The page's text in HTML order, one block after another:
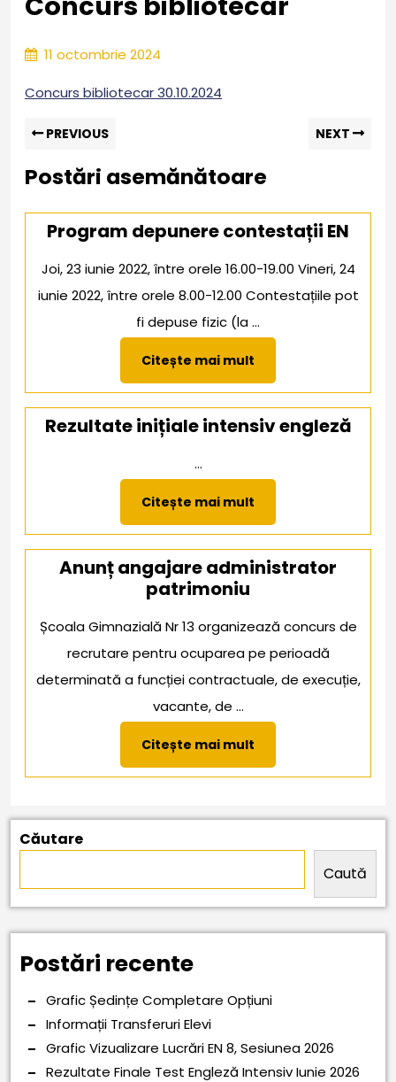
11 octombrie 2024
2024
Concurs bibliotecar 30.10.2024
Navigare
articole
PREVIOUS NEXT
Postări asemănătoare
Program depunere contestații EN
Joi, 23 iunie 2022, între orele 16.00-19.00 Vineri, 24
iunie 2022, între orele 8.00-12.00 Contestațiile pot
fi depuse fizic (la ...
Citește mai mult
mai
mult
Rezultate inițiale intensiv engleză
...
Citește mai mult
mai
mult
Anunț angajare administrator
patrimoniu
Școala Gimnazială Nr 13 organizează concurs de
recrutare pentru ocuparea pe perioadă
determinată a funcției contractuale, de execuție,
vacante, de ...
Citește mai mult
mai
mult
Căutare
Caută
Postări recente
Grafic Ședințe Completare Opțiuni
Informații Transferuri Elevi
Grafic Vizualizare Lucrări EN 8, Sesiunea 2026
Rezultate Finale Test Engleză Intensiv Iunie 2026